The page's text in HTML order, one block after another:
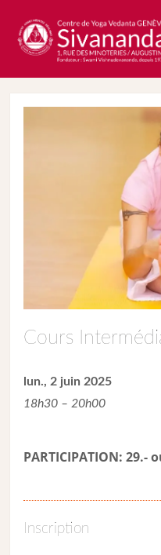
Cours
lun., 2 juin 2025
18h30 – 20h00
PARTICIPATION: 29.-
Inscription